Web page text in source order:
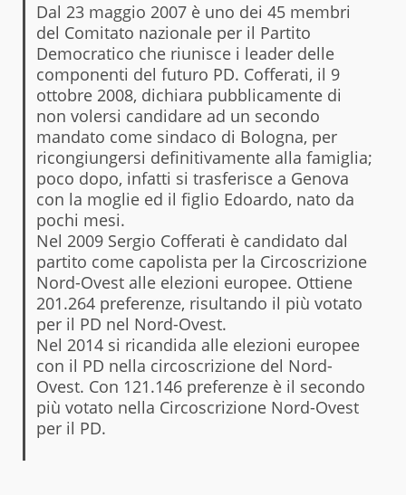
Dal 23 maggio 2007 è uno dei 45 membri
del Comitato nazionale per il Partito
Democratico che riunisce i leader delle
componenti del futuro PD. Cofferati, il 9
ottobre 2008, dichiara pubblicamente di
non volersi candidare ad un secondo
mandato come sindaco di Bologna, per
ricongiungersi definitivamente alla famiglia;
poco dopo, infatti si trasferisce a Genova
con la moglie ed il figlio Edoardo, nato da
pochi mesi.
Nel 2009 Sergio Cofferati è candidato dal
partito come capolista per la Circoscrizione
Nord-Ovest alle elezioni europee. Ottiene
201.264 preferenze, risultando il più votato
per il PD nel Nord-Ovest.
Nel 2014 si ricandida alle elezioni europee
con il PD nella circoscrizione del Nord-
Ovest. Con 121.146 preferenze è il secondo
più votato nella Circoscrizione Nord-Ovest
per il PD.